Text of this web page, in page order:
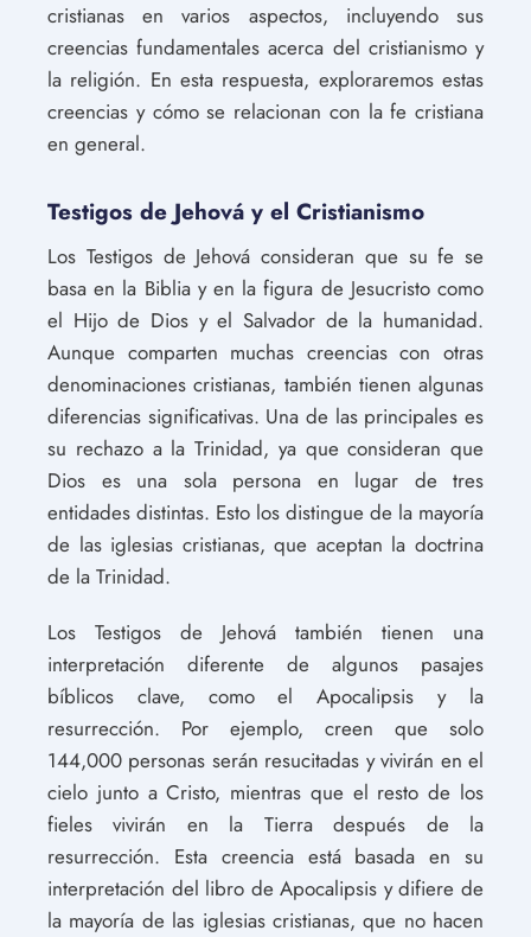
cristianas en varios aspectos, incluyendo sus
creencias fundamentales acerca del cristianismo y
la religión. En esta respuesta, exploraremos estas
creencias y cómo se relacionan con la fe cristiana
en general.
Testigos de Jehová y el Cristianismo
Los Testigos de Jehová consideran que su fe se
basa en la Biblia y en la figura de Jesucristo como
el Hijo de Dios y el Salvador de la humanidad.
Aunque comparten muchas creencias con otras
denominaciones cristianas, también tienen algunas
diferencias significativas. Una de las principales es
su rechazo a la Trinidad, ya que consideran que
Dios es una sola persona en lugar de tres
entidades distintas. Esto los distingue de la mayoría
de las iglesias cristianas, que aceptan la doctrina
de la Trinidad.
Los Testigos de Jehová también tienen una
interpretación diferente de algunos pasajes
bíblicos clave, como el Apocalipsis y la
resurrección. Por ejemplo, creen que solo
144,000 personas serán resucitadas y vivirán en el
cielo junto a Cristo, mientras que el resto de los
fieles vivirán en la Tierra después de la
resurrección. Esta creencia está basada en su
interpretación del libro de Apocalipsis y difiere de
la mayoría de las iglesias cristianas, que no hacen